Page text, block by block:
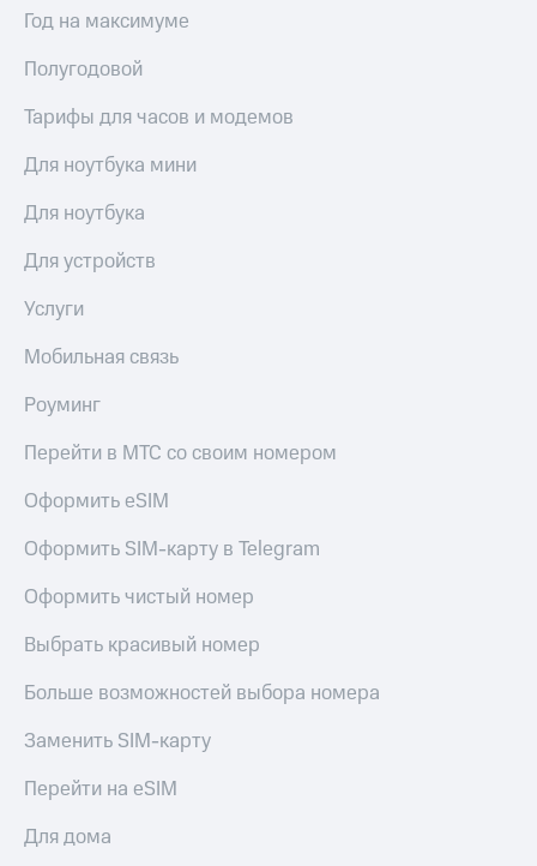
приобретения
Порядок
выкупа
Дивиденды
облигаций
Описание
Уведомление
облигаций
Реквизиты
Контакты
развитие
деловая этика
На главную
Год на максимуме
Полугодовой
Тарифы для часов и модемов
Для ноутбука мини
Для ноутбука
Для устройств
Услуги
Мобильная связь
Роуминг
Перейти в МТС со своим номером
Оформить eSIM
Оформить SIM-карту в Telegram
Оформить чистый номер
Выбрать красивый номер
Больше возможностей выбора номера
Заменить SIM-карту
Перейти на eSIM
Для дома